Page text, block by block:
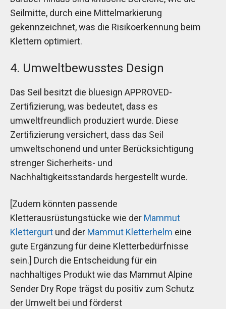
Seilmitte, durch eine Mittelmarkierung
gekennzeichnet, was die Risikoerkennung beim
Klettern optimiert.
4. Umweltbewusstes Design
Das Seil besitzt die bluesign APPROVED-
Zertifizierung, was bedeutet, dass es
umweltfreundlich produziert wurde. Diese
Zertifizierung versichert, dass das Seil
umweltschonend und unter Berücksichtigung
strenger Sicherheits- und
Nachhaltigkeitsstandards hergestellt wurde.
[Zudem könnten passende
Kletterausrüstungstücke wie der Mammut
Klettergurt und der Mammut Kletterhelm eine
gute Ergänzung für deine Kletterbedürfnisse
sein.] Durch die Entscheidung für ein
nachhaltiges Produkt wie das Mammut Alpine
Sender Dry Rope trägst du positiv zum Schutz
der Umwelt bei und förderst